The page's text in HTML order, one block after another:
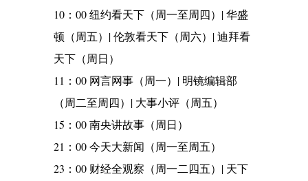
10：00 纽约看天下（周一至周四）| 华盛
顿（周五）| 伦敦看天下（周六）| 迪拜看
天下（周日）
11：00 网言网事（周一）| 明镜编辑部
（周二至周四）| 大事小评（周五）
15：00 南央讲故事（周日）
21：00 今天大新闻（周一至周五）
23：00 财经全观察（周一二四五）| 天下